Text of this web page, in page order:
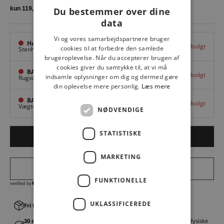
Hovedlager
Stenhuggervej 10, Odense M Udsolgt
BAGGI Tarup Center
Rugvang 36,Odense NV Udsolgt
BAGGI Nyborg
Vægtergade 1, Nyborg Udsolgt
Udsolgt
Fri fragt v. køb over 499,00 kr.│Levering 1-3 hverdage
30 dages fortrydelsesret
│Byt eller returner gratis i en af vores fysiske
Du bestemmer over dine
data
Vi og vores samarbejdspartnere bruger
cookies til at forbedre den samlede
brugeroplevelse. Når du accepterer brugen af
cookies giver du samtykke til, at vi må
indsamle oplysninger om dig og dermed gøre
din oplevelse mere personlig. Læs mere
NØDVENDIGE
STATISTISKE
MARKETING
FUNKTIONELLE
UKLASSIFICEREDE